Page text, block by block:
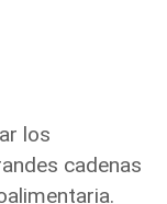
los
cadenas